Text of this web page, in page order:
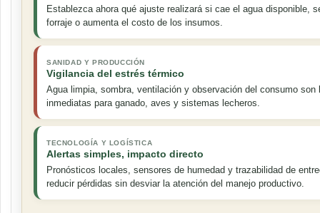
Establezca ahora qué ajuste realizará si cae el agua disponible,
forraje o aumenta el costo de los insumos.
SANIDAD Y PRODUCCIÓN
Vigilancia del estrés térmico
Agua limpia, sombra, ventilación y observación del consumo son
inmediatas para ganado, aves y sistemas lecheros.
TECNOLOGÍA Y LOGÍSTICA
Alertas simples, impacto directo
Pronósticos locales, sensores de humedad y trazabilidad de
reducir pérdidas sin desviar la atención del manejo productivo.